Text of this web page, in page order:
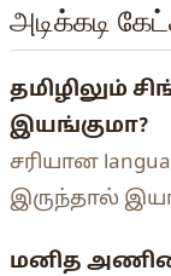
அடிக்கடி
தமிழிலும்
இயங்குமா?
சரியான
இருந்தால்
மனித